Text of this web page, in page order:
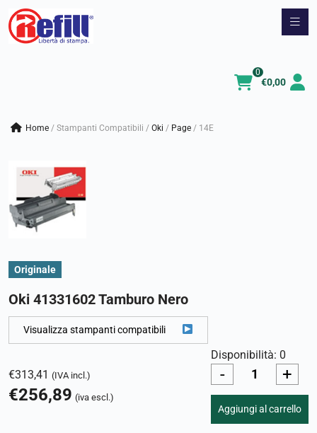
Vai
€0,00
0
Home / Stampanti Compatibili / oki / page / 14E
Originale
Oki 41331602 Tamburo Nero
Visualizza stampanti compatibili
€313,41 (IVA incl.)
€256,89 (iva escl.)
Disponibilità: 0
- +
Aggiungi al carrello